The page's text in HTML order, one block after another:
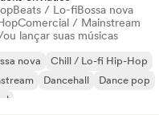
Beats / Lo-fiBossa nova
Comercial / Mainstream
lançar suas músicas
nova
Chill / Lo-fi Hip-Hop
Dancehall
Dance pop